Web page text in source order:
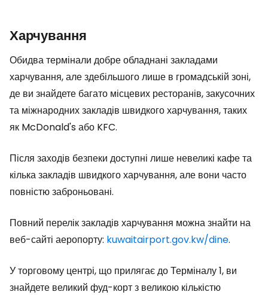
Харчування
Обидва термінали добре обладнані закладами
харчування, але здебільшого лише в громадській зоні,
де ви знайдете багато місцевих ресторанів, закусочних
та міжнародних закладів швидкого харчування, таких
як McDonald's або KFC.
Після заходів безпеки доступні лише невеликі кафе та
кілька закладів швидкого харчування, але вони часто
повністю заброньовані.
Повний перелік закладів харчування можна знайти на
веб-сайті аеропорту: kuwaitairport.gov.kw/dine.
У торговому центрі, що прилягає до Терміналу 1, ви
знайдете великий фуд-корт з великою кількістю